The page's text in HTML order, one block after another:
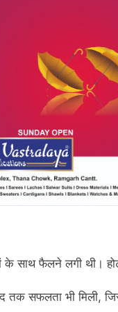
फैलने लगी थी।
तक सफलता भी मिली,